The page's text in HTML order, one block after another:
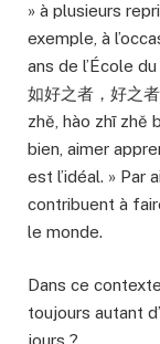
» à plusieurs
exemple, à
ans de l’École
如好之者，好之
zhě, hào zhī zhě
bien, aimer
est l’idéal. » Par
contribuent à
le monde.
Dans ce
toujours autant